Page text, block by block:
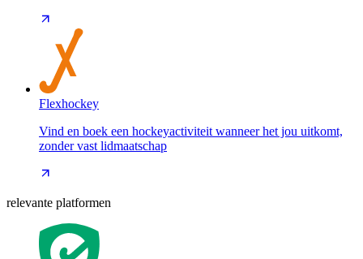
Flexhockey
Vind en boek een hockeyactiviteit wanneer het jou uitkomt,
zonder vast lidmaatschap
relevante platformen